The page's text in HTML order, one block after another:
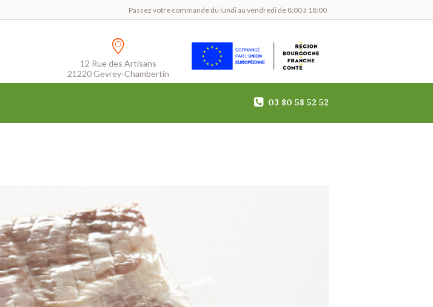
Passez votre commande du lundi au vendredi de 8:00 à 18:00
12 Rue des Artisans
21220 Gevrey-Chambertin
03 80 58 52 52